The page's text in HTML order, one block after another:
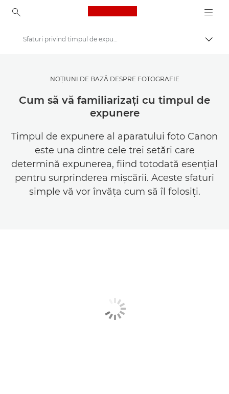
Canon Logo, back to
Inspiră-te | Sfaturi pentru fotografie şi imprimare şi ghiduri de achiziţie
Sfaturi şi tehnici de fotografie şi imprimare
Sfaturi privind timpul de expunere
NOŢIUNI DE BAZĂ DESPRE FOTOGRAFIE
Cum să vă familiarizaţi cu timpul de
expunere
Timpul de expunere al aparatului foto Canon
este una dintre cele trei setări care
determină expunerea, fiind totodată esenţial
pentru surprinderea mişcării. Aceste sfaturi
simple vă vor învăţa cum să îl folosiţi.